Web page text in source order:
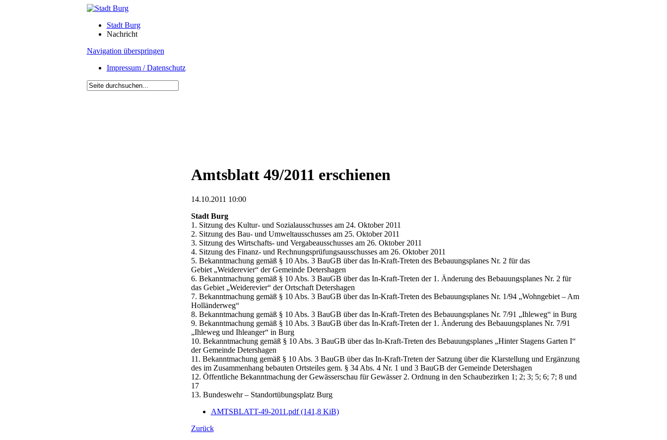
Stadt Burg
Nachricht
Navigation überspringen
Impressum / Datenschutz
Amtsblatt 49/2011 erschienen
14.10.2011 10:00
Stadt Burg
1. Sitzung des Kultur- und Sozialausschusses am 24. Oktober 2011
2. Sitzung des Bau- und Umweltausschusses am 25. Oktober 2011
3. Sitzung des Wirtschafts- und Vergabeausschusses am 26. Oktober 2011
4. Sitzung des Finanz- und Rechnungsprüfungsausschusses am 26. Oktober 2011
5. Bekanntmachung gemäß § 10 Abs. 3 BauGB über das In-Kraft-Treten des Bebauungsplanes Nr. 2 für das
Gebiet „Weiderevier“ der Gemeinde Detershagen
6. Bekanntmachung gemäß § 10 Abs. 3 BauGB über das In-Kraft-Treten der 1. Änderung des Bebauungsplanes Nr. 2 für
das Gebiet „Weiderevier“ der Ortschaft Detershagen
7. Bekanntmachung gemäß § 10 Abs. 3 BauGB über das In-Kraft-Treten des Bebauungsplanes Nr. 1/94 „Wohngebiet – Am
Holländerweg“
8. Bekanntmachung gemäß § 10 Abs. 3 BauGB über das In-Kraft-Treten des Bebauungsplanes Nr. 7/91 „Ihleweg“ in Burg
9. Bekanntmachung gemäß § 10 Abs. 3 BauGB über das In-Kraft-Treten der 1. Änderung des Bebauungsplanes Nr. 7/91
„Ihleweg und Ihleanger“ in Burg
10. Bekanntmachung gemäß § 10 Abs. 3 BauGB über das In-Kraft-Treten des Bebauungsplanes „Hinter Stagens Garten I“
der Gemeinde Detershagen
11. Bekanntmachung gemäß § 10 Abs. 3 BauGB über das In-Kraft-Treten der Satzung über die Klarstellung und Ergänzung
des im Zusammenhang bebauten Ortsteiles gem. § 34 Abs. 4 Nr. 1 und 3 BauGB der Gemeinde Detershagen
12. Öffentliche Bekanntmachung der Gewässerschau für Gewässer 2. Ordnung in den Schaubezirken 1; 2; 3; 5; 6; 7; 8 und
17
13. Bundeswehr – Standortübungsplatz Burg
AMTSBLATT-49-2011.pdf(141,8 KiB)
Zurück